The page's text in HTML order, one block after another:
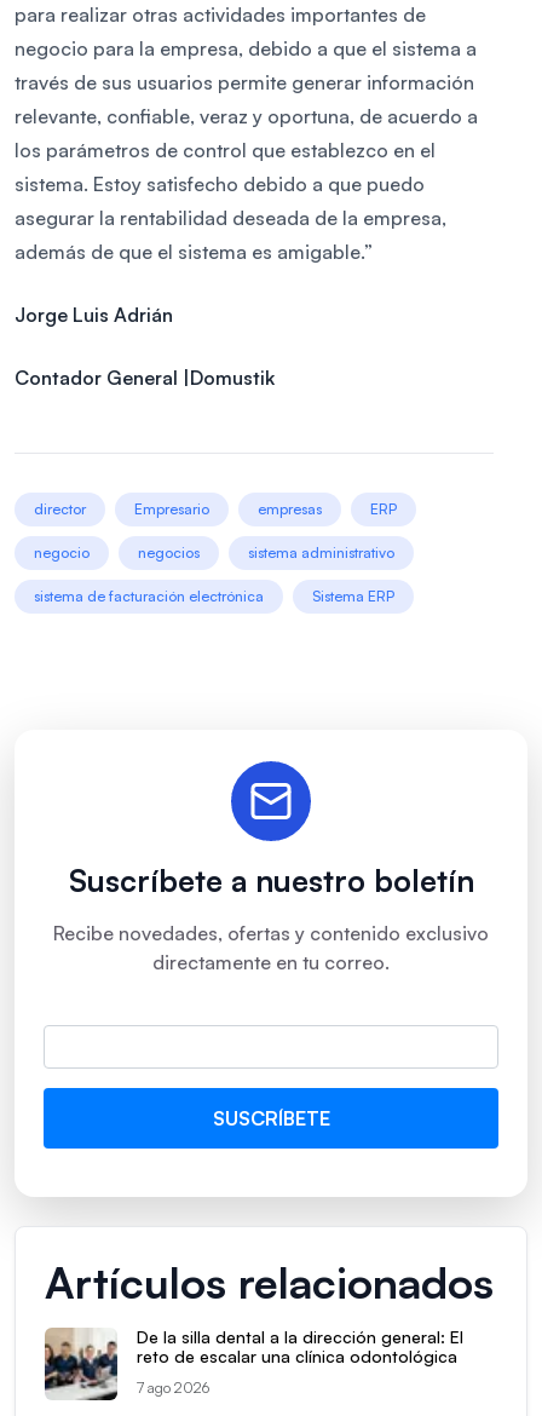
para realizar otras actividades importantes de
negocio para la empresa, debido a que el sistema a
través de sus usuarios permite generar información
relevante, confiable, veraz y oportuna, de acuerdo a
los parámetros de control que establezco en el
sistema. Estoy satisfecho debido a que puedo
asegurar la rentabilidad deseada de la empresa,
además de que el sistema es amigable.”
Jorge Luis Adrián
Contador General |Domustik
director Empresario empresas ERP
negocio negocios sistema administrativo
sistema de facturación electrónica Sistema ERP
Suscríbete a nuestro boletín
Recibe novedades, ofertas y contenido exclusivo
directamente en tu correo.
Artículos relacionados
De la silla dental a la dirección general: El
reto de escalar una clínica odontológica
7 ago 2026